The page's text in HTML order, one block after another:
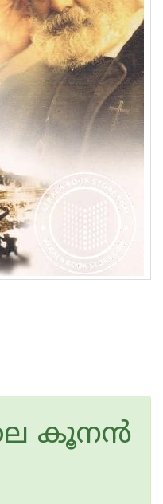
കൂന‌ന്‍